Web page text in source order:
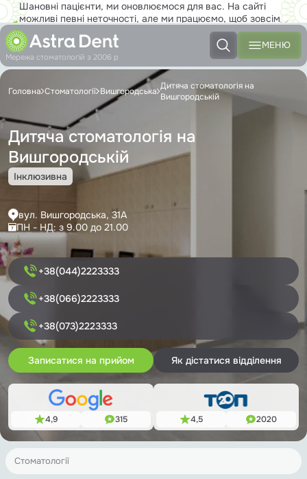
Шановні пацієнти, ми оновлюємося для вас. На сайті
можливі певні неточності, але ми працюємо, щоб зовсім
скоро ви з задоволенням користувалися новим сайтом на
повну!
Мережа стоматологій з 2006 р
МЕНЮ
Головна Стоматології Вишгородська Дитяча стоматологія на
Вишгородській
Дитяча стоматологія на
Вишгородській
Інклюзивна
вул. Вишгородська, 31А
ПН - НД: з 9.00 до 21.00
+38(044)2223333
+38(066)2223333
+38(073)2223333
Записатися на прийом Як дістатися відділення
4,9 315 4,5 2020
Стоматології